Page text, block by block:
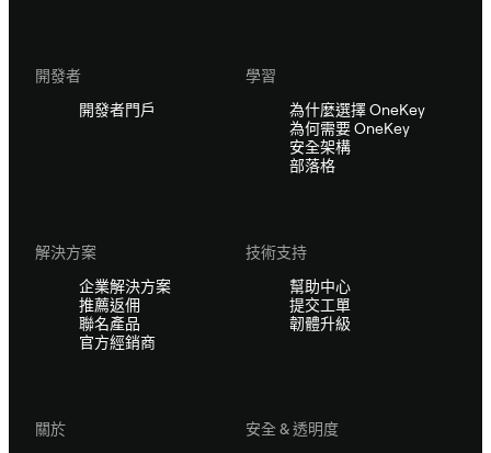
開發者
開發者門戶
學習
為什麼選擇 OneKey
為何需要 OneKey
安全架構
部落格
解決方案
企業解決方案
推薦返佣
聯名產品
官方經銷商
技術支持
幫助中心
提交工單
韌體升級
關於
安全 & 透明度